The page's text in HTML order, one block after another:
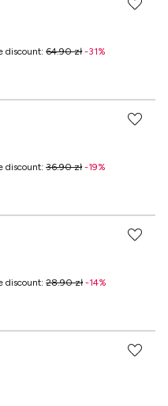
discount: 64.90 zł -31%
discount: 36.90 zł -19%
discount: 28.90 zł -14%